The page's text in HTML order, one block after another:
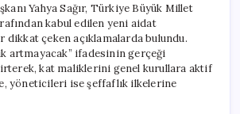
Açıklamada
Bulundu
için
Yahya Sağır, Türkiye Büyük Millet
kabul edilen yeni aidat
dikkat çeken açıklamalarda bulundu.
artmayacak” ifadesinin gerçeği
kat maliklerini genel kurullara aktif
yöneticileri ise şeffaflık ilkelerine